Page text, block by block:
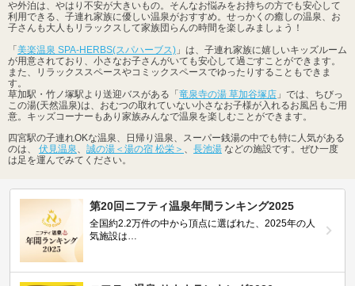
や外泊は、やはり不安が大きいもの。そんなお悩みをお持ちの方でも安心して
利用できる、子連れ家族に優しい温泉がおすすめ。せっかくの癒しの温泉、お
子さんも大人もリラックスして家族団らんの時間を楽しみましょう！
「美楽温泉 SPA-HERBS(スパハーブス) 」は、子連れ家族に嬉しいキッズルーム
が用意されており、小さなお子さんがいても安心して過ごすことができます。
また、リラックススペースやコミックスペースでゆったりすることもできま
す。
草加駅・竹ノ塚駅より送迎バスがある「竜泉寺の湯 草加谷塚店 」では、ちびっ
この湯(天然温泉)は、おむつの取れていない小さなお子様が入れるお風呂もご用
意。キッズコーナーもあり家族みんなで温泉を楽しむことができます。
四宮駅の子連れOKな温泉、日帰り温泉、スーパー銭湯の中でも特に人気がある
のは、 伏見温泉 誠の湯＜湯の宿 松栄＞ 長池湯 などの施設です。ぜひ一度
は足を運んでみてください。
第20回ニフティ温泉年間ランキング2025
全国約2.2万件の中から頂点に選ばれた、2025年の人
気施設は…